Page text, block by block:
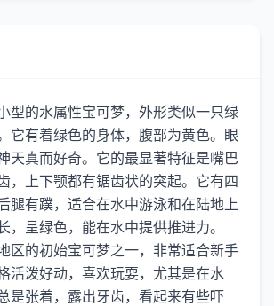
型的水属性宝可梦，外形类似一只绿
它有着绿色的身体，腹部为黄色。眼
天真而好奇。它的最显著特征是嘴巴
，上下颚都有锯齿状的突起。它有四
腿有蹼，适合在水中游泳和在陆地上
，呈绿色，能在水中提供推进力。
区的初始宝可梦之一，非常适合新手
活泼好动，喜欢玩耍，尤其是在水
是张着，露出牙齿，看起来有些吓